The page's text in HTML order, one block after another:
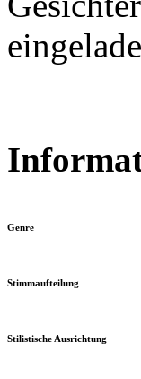
Genre
Stimmaufteilung
Stilistische Ausrichtung